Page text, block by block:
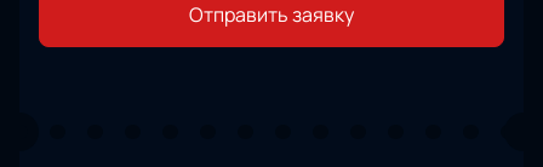
Отправить заявку